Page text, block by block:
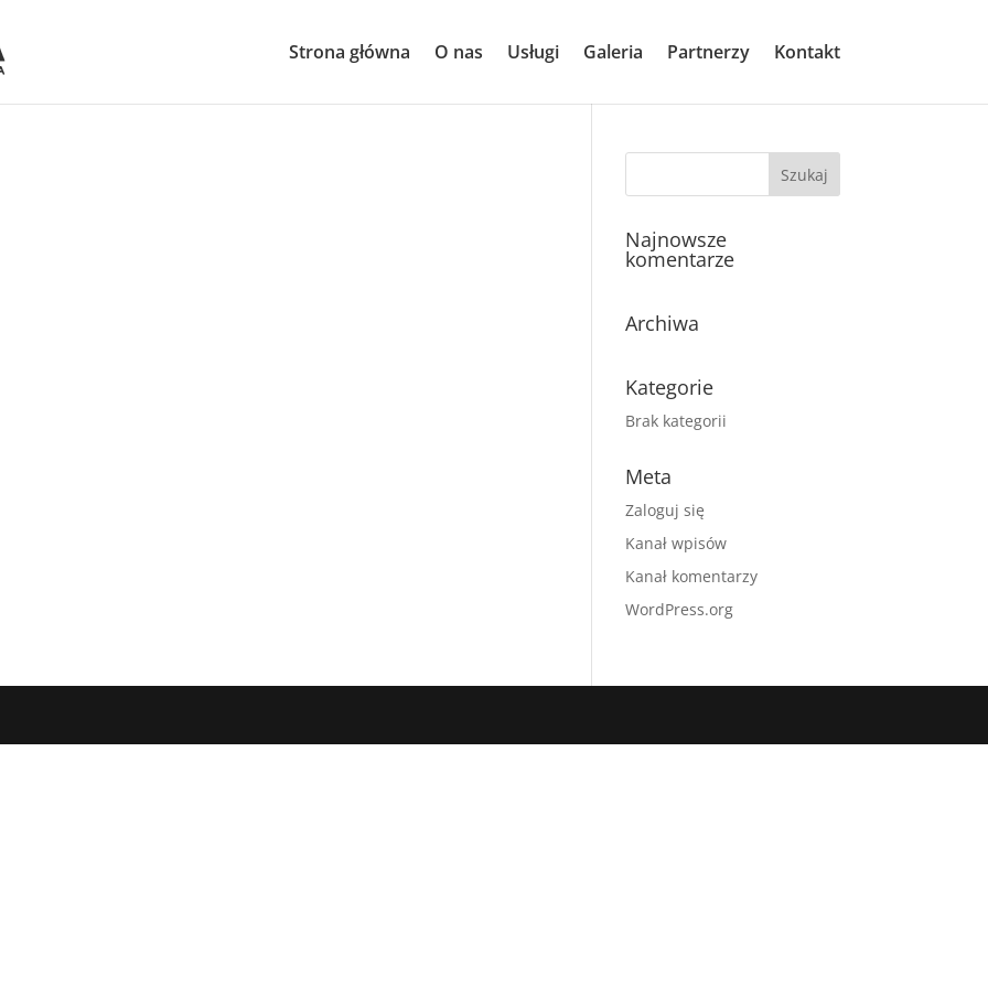
Strona główna O nas Usługi Galeria Partnerzy Kontakt
Najnowsze
komentarze
Archiwa
Kategorie
Brak kategorii
Meta
Zaloguj się
Kanał wpisów
Kanał komentarzy
WordPress.org